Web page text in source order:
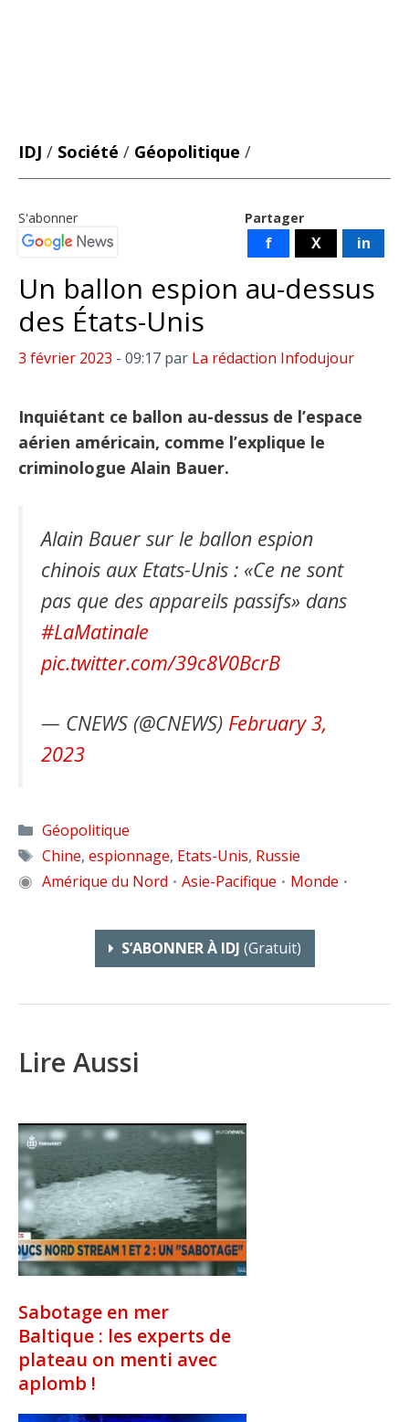
IDJ / Société / Géopolitique /
Partager
f X in
S'abonner
Un ballon espion au-dessus
des États-Unis
3 février 2023 - 09:17 par La rédaction Infodujour
Inquiétant ce ballon au-dessus de l’espace
aérien américain, comme l’explique le
criminologue Alain Bauer.
Alain Bauer sur le ballon espion
chinois aux Etats-Unis : «Ce ne sont
pas que des appareils passifs» dans
#LaMatinale
pic.twitter.com/39c8V0BcrB
— CNEWS (@CNEWS) February 3,
2023
Catégories
Géopolitique
Étiquettes
Chine, espionnage, Etats-Unis, Russie
◉ Amérique du Nord • Asie-Pacifique • Monde •
S’ABONNER À IDJ (gratuit)
Lire Aussi
Sabotage en mer
Baltique : les experts de
plateau on menti avec
aplomb !